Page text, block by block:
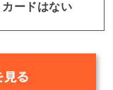
ードはない